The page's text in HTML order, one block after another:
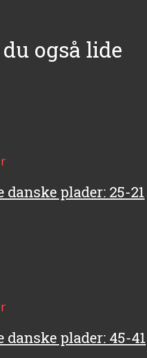
også lide
danske plader: 25-21
danske plader: 45-41